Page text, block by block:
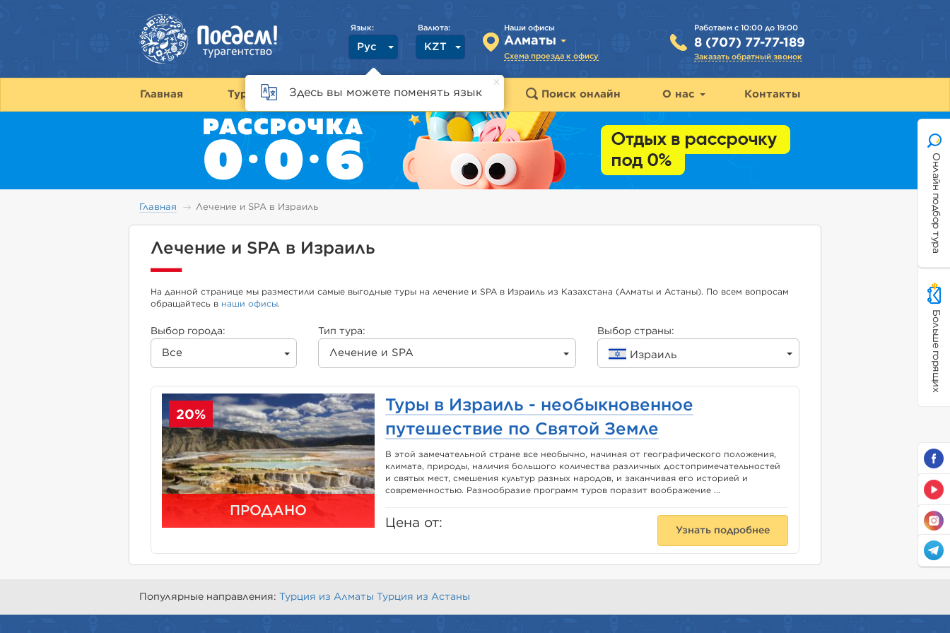
Работаем с 10:00 до 19:00
8 (707) 77-77-189
Заказать обратный звонок
Наши офисы
Алматы
Схема проезда к офису
Валюта:
KZT
Язык:
Рус
Здесь вы можете поменять язык
Главная Туры Страны Горящие туры Поиск онлайн О нас Контакты
Онлайн подбор тура
Больше горящих
Главная Лечение и SPA в Израиль
Лечение и SPA в Израиль
На данной странице мы разместили самые выгодные туры на лечение и SPA в Израиль из Казахстана (Алматы и Астаны). По всем вопросам
обращайтесь в наши офисы.
Выбор города:
Все
Тип тура:
Лечение и SPA
Выбор страны:
Израиль
20%
ПРОДАНО
Туры в Израиль - необыкновенное
путешествие по Святой Земле
В этой замечательной стране все необычно, начиная от географического положения,
климата, природы, наличия большого количества различных достопримечательностей
и святых мест, смешения культур разных народов, и заканчивая его историей и
современностью. Разнообразие программ туров поразит воображение ...
Цена от:
Узнать подробнее
Популярные направления: Турция из Алматы Турция из Астаны